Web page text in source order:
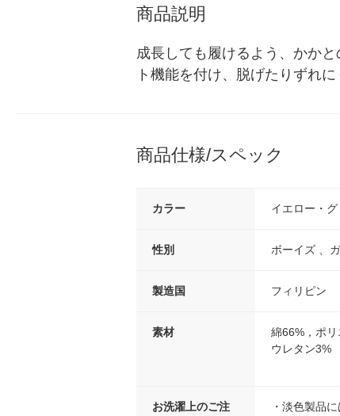
商品説明
成長しても履けるよう、かか
ト機能を付け、脱げたりずれ
商品仕様/スペック
カラー イエロー・
性別 ボーイズ 、
製造国 フィリピン
素材
綿66%，ポ
ウレタン3%
お洗濯上のご注
・淡色製品